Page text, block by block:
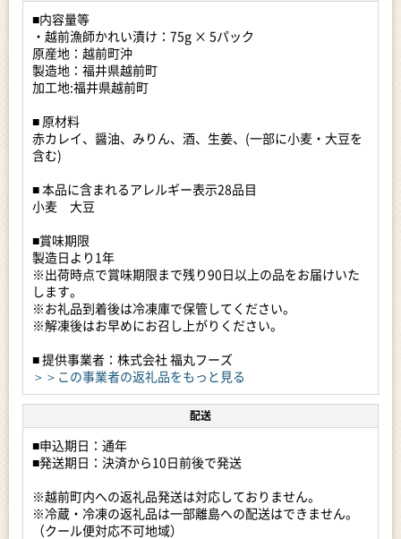
(3)真空パックで鮮度を維持したまま、保存可能。
熱々ごはん、酢飯の上にかけて丼ぶりや、そのまま一品として
も美味しいです。
また、トッピングにオクラや山芋などと一緒にあえるのもオス
スメです。
◇ 生産者の声
越前町は古くから漁業とともに栄えてきた漁師町です。
越前の魚は日本海の荒波にもまれることで、身が引き締まり美
味しさを増します。
そんな越前の海に生き、自らの手で魚を水揚げしてきた私たち
は、誰よりも越前の魚の旨さを知っています。
私たちが自信を持ってお届けする『越前の海の恵み』。その旨
さをぜひご堪能ください。
◇ 私たちのこだわり
獲れたて以上に旨くする。
昔ながらの漁師町の知恵を応用した技術・技法で、どなたでも
調理しやすく、食べやすく加工しています。
当社では、自船で水揚げされた新鮮な魚を漁師の目利きで選別
し、良い魚をその日の内に加工しております。
当社の専用加工場は越前海岸からほど近く、自前の船舶で漁獲
した魚を素早く仕入れることができるため、鮮度を保ったまま
作業は魚に慣れ親しんだ地元の女性を中心として行っており、
一匹ずつ丁寧に手作業で行います。
もちろん衛生環境も整えており、お客様に安心して食べてもら
えるよう常に工場改善に取り組んでいます。
■内容量等
・越前漁師かれい漬け：75g × 5パック
原産地：越前町沖
製造地：福井県越前町
加工地:福井県越前町
■ 原材料
赤カレイ、醤油、みりん、酒、生姜、(一部に小麦・大豆を
含む)
■ 本品に含まれるアレルギー表示28品目
小麦 大豆
■賞味期限
製造日より1年
※出荷時点で賞味期限まで残り90日以上の品をお届けいた
します。
※お礼品到着後は冷凍庫で保管してください。
※解凍後はお早めにお召し上がりください。
■ 提供事業者：株式会社 福丸フーズ
＞＞この事業者の返礼品をもっと見る
配送
■申込期日：通年
■発送期日：決済から10日前後で発送
※越前町内への返礼品発送は対応しておりません。
※冷蔵・冷凍の返礼品は一部離島への配送はできません。
（クール便対応不可地域）